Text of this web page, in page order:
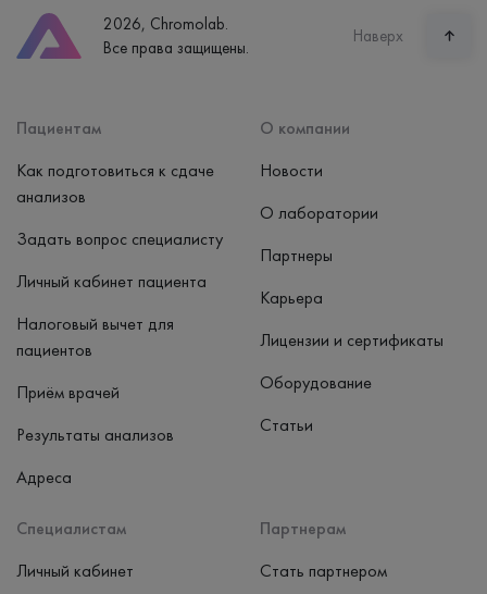
Часы работы
пн-вс: 7:30-15:00
2026, Chromolab.
Все права защищены.
Наверх
Пациентам
Как подготовиться к сдаче
анализов
Задать вопрос специалисту
Личный кабинет пациента
Налоговый вычет для
пациентов
Приём врачей
Результаты анализов
Адреса
Специалистам
Личный кабинет
Партнерам
Стать партнером
О компании
Новости
О лаборатории
Партнеры
Карьера
Лицензии и сертификаты
Оборудование
Статьи